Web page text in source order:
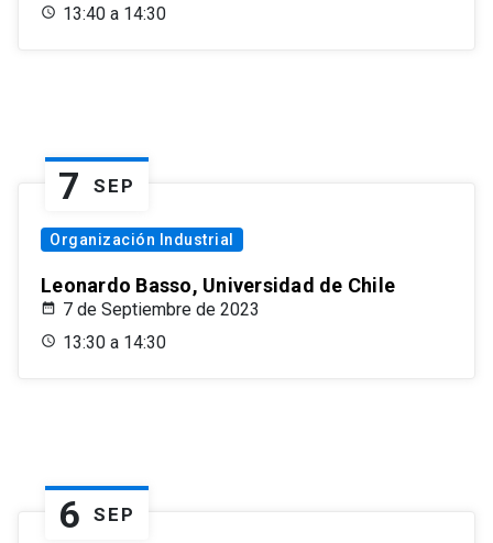
13:40 a 14:30
7 SEP
Organización Industrial
Leonardo Basso, Universidad de Chile
7 de Septiembre de 2023
13:30 a 14:30
6 SEP